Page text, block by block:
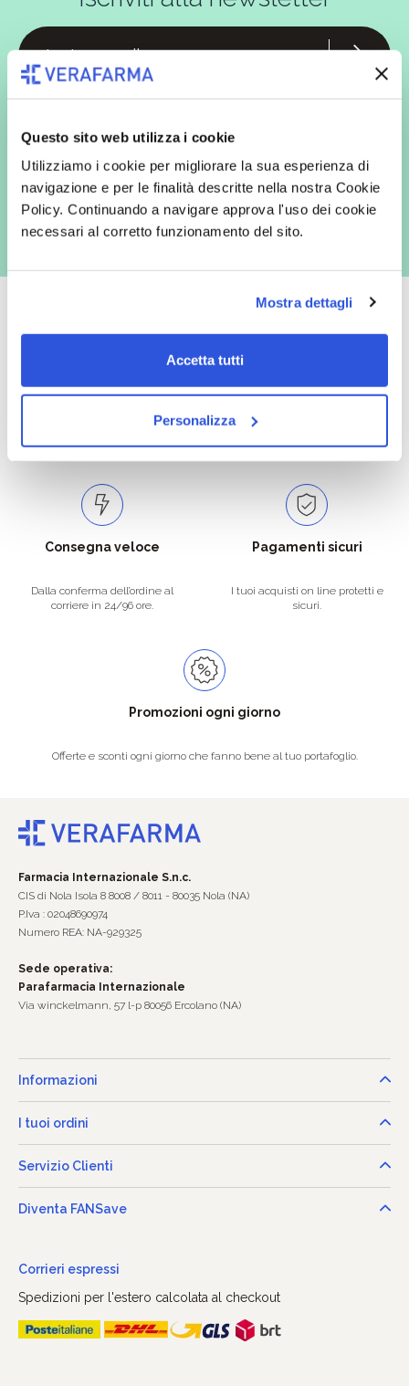
Questo sito web utilizza i cookie
Utilizziamo i cookie per migliorare la sua esperienza di
navigazione e per le finalità descritte nella nostra Cookie
Policy. Continuando a navigare approva l'uso dei cookie
necessari al corretto funzionamento del sito.
Mostra dettagli
Accetta tutti
Personalizza
commerciali da parte di Verafarma, tra cui invio di comunicazioni
con inviti e comunicazioni commerciali - e modalità tradizionali, quali ad
es. posta cartacea)
Oltre 50.000 prodotti
per soddisfare tutte le esigenze.
Spedizione gratuita
la spedizione la regaliamo noi.
Consegna veloce
Dalla conferma dell’ordine al
corriere in 24/96 ore.
Pagamenti sicuri
I tuoi acquisti on line protetti e
sicuri.
Promozioni ogni giorno
Offerte e sconti ogni giorno che fanno bene al tuo portafoglio.
Farmacia Internazionale S.n.c.
CIS di Nola Isola 8 8008 / 8011 - 80035 Nola (NA)
P.Iva : 02048690974
Numero REA: NA-929325
Sede operativa:
Parafarmacia Internazionale
Via winckelmann, 57 l-p 80056 Ercolano (NA)
Informazioni
I tuoi ordini
Servizio Clienti
Diventa FANSave
Corrieri espressi
Spedizioni per l'estero calcolata al checkout